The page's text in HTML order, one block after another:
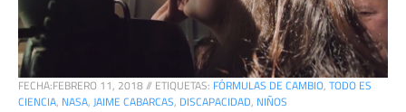
FECHA:FEBRERO 11, 2018// ETIQUETAS: FÓRMULAS DE CAMBIO, TODO ES
CIENCIA, NASA, JAIME CABARCAS, DISCAPACIDAD, NIÑOS